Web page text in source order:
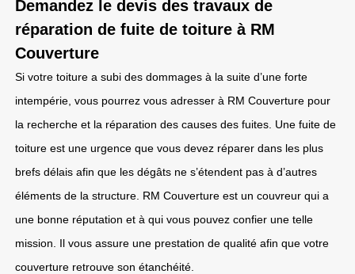
Demandez le devis des travaux de
réparation de fuite de toiture à RM
Couverture
Si votre toiture a subi des dommages à la suite d’une forte
intempérie, vous pourrez vous adresser à RM Couverture pour
la recherche et la réparation des causes des fuites. Une fuite de
toiture est une urgence que vous devez réparer dans les plus
brefs délais afin que les dégâts ne s’étendent pas à d’autres
éléments de la structure. RM Couverture est un couvreur qui a
une bonne réputation et à qui vous pouvez confier une telle
mission. Il vous assure une prestation de qualité afin que votre
couverture retrouve son étanchéité.